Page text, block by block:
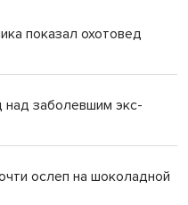
показал охотовед
над заболевшим экс-
ослеп на шоколадной